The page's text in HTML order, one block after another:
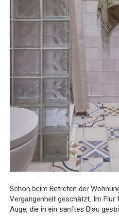
Schon beim Betreten der
Vergangenheit geschätzt. Im
Auge, die in ein sanftes Blau